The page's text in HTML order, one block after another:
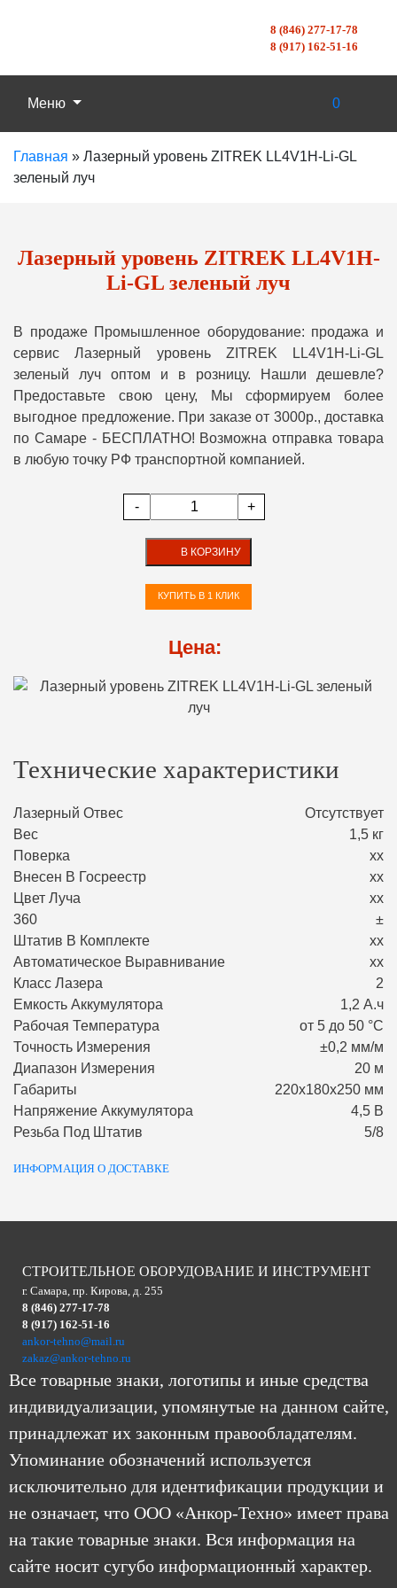
8 (846) 277-17-78
8 (917) 162-51-16
Меню 0
Главная » Лазерный уровень ZITREK LL4V1H-Li-GL
зеленый луч
Лазерный уровень ZITREK LL4V1H-
Li-GL зеленый луч
В продаже Промышленное оборудование: продажа и
сервис Лазерный уровень ZITREK LL4V1H-Li-GL
зеленый луч оптом и в розницу. Нашли дешевле?
Предоставьте свою цену, Мы сформируем более
выгодное предложение. При заказе от 3000р., доставка
по Самаре - БЕСПЛАТНО! Возможна отправка товара
в любую точку РФ транспортной компанией.
- +
В КОРЗИНУ
КУПИТЬ В 1 КЛИК
Цена:
Технические характеристики
Лазерный Отвес
Отсутствует
Вес
1,5 кг
Поверка
хх
Внесен В Госреестр
хх
Цвет Луча
хх
360
±
Штатив В Комплекте
хх
Автоматическое Выравнивание
хх
Класс Лазера
2
Емкость Аккумулятора
1,2 А.ч
Рабочая Температура
от 5 до 50 °С
Точность Измерения
±0,2 мм/м
Диапазон Измерения
20 м
Габариты
220х180х250 мм
Напряжение Аккумулятора
4,5 В
Резьба Под Штатив
5/8
ИНФОРМАЦИЯ О ДОСТАВКЕ
СТРОИТЕЛЬНОЕ ОБОРУДОВАНИЕ И ИНСТРУМЕНТ
г. Самара, пр. Кирова, д. 255
8 (846) 277-17-78
8 (917) 162-51-16
ankor-tehno@mail.ru
zakaz@ankor-tehno.ru
Все товарные знаки, логотипы и иные средства
индивидуализации, упомянутые на данном сайте,
принадлежат их законным правообладателям.
Упоминание обозначений используется
исключительно для идентификации продукции и
не означает, что ООО «Анкор-Техно» имеет права
на такие товарные знаки. Вся информация на
сайте носит сугубо информационный характер.